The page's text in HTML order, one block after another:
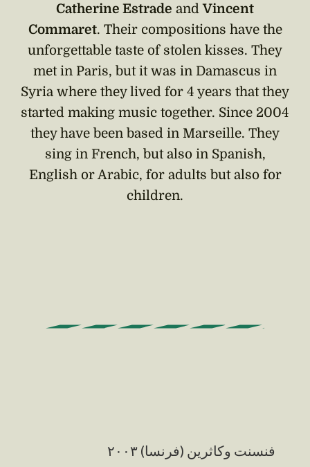
Catherine Estrade andVincent
Commaret. Their compositions have the
unforgettable taste of stolen kisses. They
met in Paris, but it was in Damascus in
Syria where they lived for 4 years that they
started making music together. Since 2004
they have been based in Marseille. They
sing in French, but also in Spanish,
English or Arabic, for adults but also for
children.
فنسنت وكاثرين (فرنسا) ٢٠٠٣